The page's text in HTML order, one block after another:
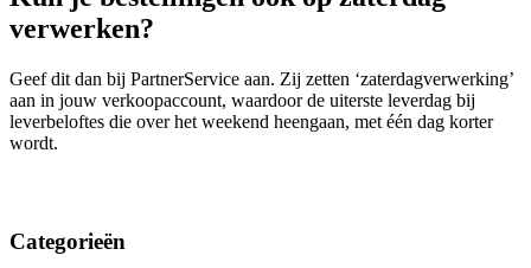
verwerken?
Geef dit dan bij PartnerService aan. Zij zetten ‘zaterdagverwerking’
aan in jouw verkoopaccount, waardoor de uiterste leverdag bij
leverbeloftes die over het weekend heengaan, met één dag korter
wordt.
Categorieën